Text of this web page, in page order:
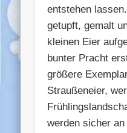
entstehen
getupft, gemalt
kleinen Eier
bunter Pracht
größere
Straußeneier,
werden sicher